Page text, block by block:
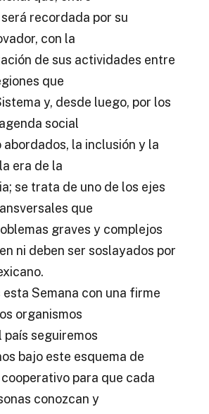
recordada por su
con la
de sus actividades entre
que
y, desde luego, por los
social
abordados, la inclusión y la
era de la
se trata de uno de los ejes
que
graves y complejos
ni deben ser soslayados por
esta Semana con una firme
organismos
país seguiremos
bajo este esquema de
para que cada
conozcan y